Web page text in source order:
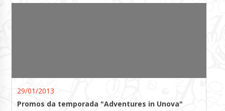
29/01/2013
Promos da temporada "Adventures in Unova"